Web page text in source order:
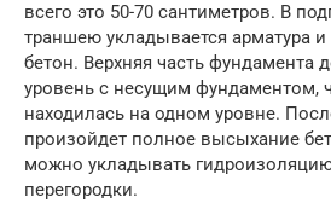
всего это 50-70 сантиметров. В
траншею укладывается арматура и
бетон. Верхняя часть фундамента
уровень с несущим фундаментом,
находилась на одном уровне.
произойдет полное высыхание
можно укладывать
перегородки.